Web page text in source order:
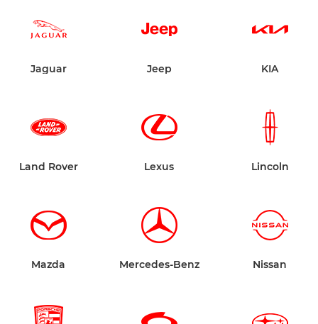
Jaguar Jeep KIA
Land Rover Lexus Lincoln
Mazda Mercedes-Benz Nissan